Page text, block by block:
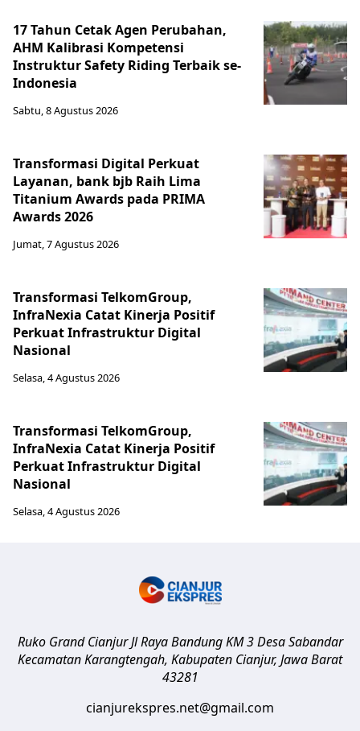
17 Tahun Cetak Agen Perubahan,
AHM Kalibrasi Kompetensi
Instruktur Safety Riding Terbaik se-
Indonesia
Sabtu, 8 Agustus 2026
Transformasi Digital Perkuat
Layanan, bank bjb Raih Lima
Titanium Awards pada PRIMA
Awards 2026
Jumat, 7 Agustus 2026
Transformasi TelkomGroup,
InfraNexia Catat Kinerja Positif
Perkuat Infrastruktur Digital
Nasional
Selasa, 4 Agustus 2026
Transformasi TelkomGroup,
InfraNexia Catat Kinerja Positif
Perkuat Infrastruktur Digital
Nasional
Selasa, 4 Agustus 2026
Ruko Grand Cianjur Jl Raya Bandung KM 3 Desa Sabandar
Kecamatan Karangtengah, Kabupaten Cianjur, Jawa Barat
43281
cianjurekspres.net@gmail.com